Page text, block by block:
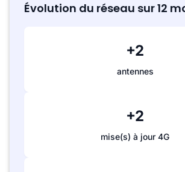
Évolution du réseau sur 12
+2
antennes
+2
mise(s) à jour 4G